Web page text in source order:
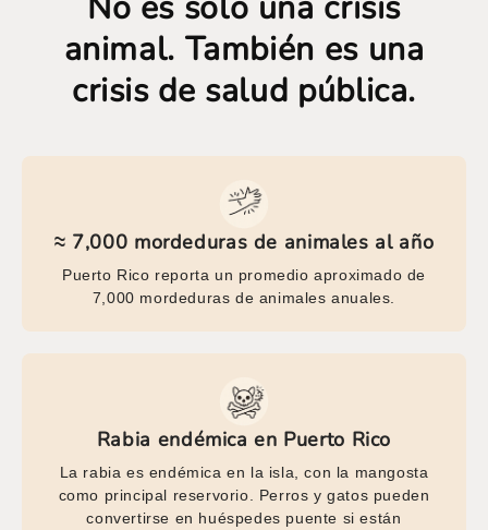
animal. También es una
crisis de salud pública.
≈ 7,000 mordeduras de animales al año
Puerto Rico reporta un promedio aproximado de
7,000 mordeduras de animales anuales.
Rabia endémica en Puerto Rico
La rabia es endémica en la isla, con la mangosta
como principal reservorio. Perros y gatos pueden
convertirse en huéspedes puente si están